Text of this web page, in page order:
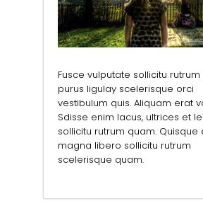
Fusce vulputate sollicitu
purus ligulay scelerisque orci
vestibulum quis. Aliquam erat
Sdisse enim lacus, ultrices et
sollicitu rutrum quam. Quisque
magna libero sollicitu rutrum
scelerisque quam.